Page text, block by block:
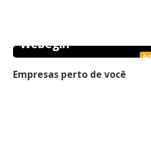
Webegin
Empresas perto de você